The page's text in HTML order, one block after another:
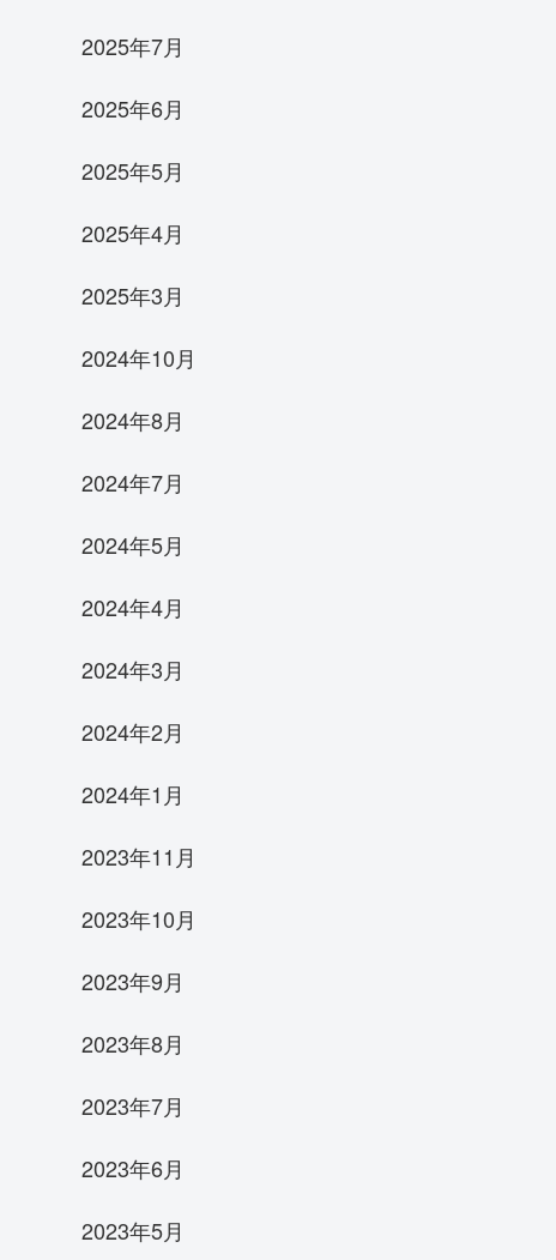
2025年7月
2025年6月
2025年5月
2025年4月
2025年3月
2024年10月
2024年8月
2024年7月
2024年5月
2024年4月
2024年3月
2024年2月
2024年1月
2023年11月
2023年10月
2023年9月
2023年8月
2023年7月
2023年6月
2023年5月